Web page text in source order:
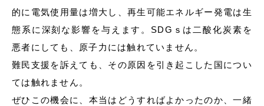
的に電気使用量は増大し、再生可能エネルギー発電は生
態系に深刻な影響を与えます。SDGｓは二酸化炭素を
悪者にしても、原子力には触れていません。
難民支援を訴えても、その原因を引き起こした国につい
ては触れません。
ぜひこの機会に、本当はどうすればよかったのか、一緒